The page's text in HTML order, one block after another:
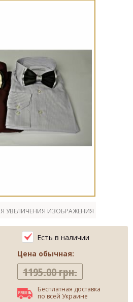
УВЕЛИЧЕНИЯ ИЗОБРАЖЕНИЯ
Есть в наличии
Цена обычная:
1195.00 грн.
Бесплатная доставка
по всей Украине